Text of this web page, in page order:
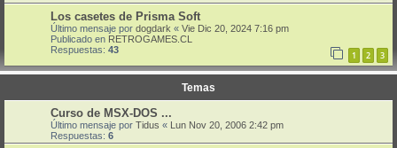
Los casetes de Prisma Soft
Último mensaje por dogdark « Vie Dic 20, 2024 7:16 pm
Publicado en RETROGAMES.CL
Respuestas: 43 1 2 3
Temas
Curso de MSX-DOS ...
Último mensaje por Tidus « Lun Nov 20, 2006 2:42 pm
Respuestas: 6